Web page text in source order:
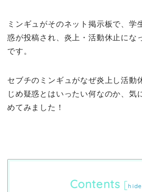
ミンギュがそのネット掲示板で、学
惑が投稿され、炎上・活動休止にな
です。
セブチのミンギュがなぜ炎上し活動
じめ疑惑とはいったい何なのか、気
めてみました！
Contents [hide